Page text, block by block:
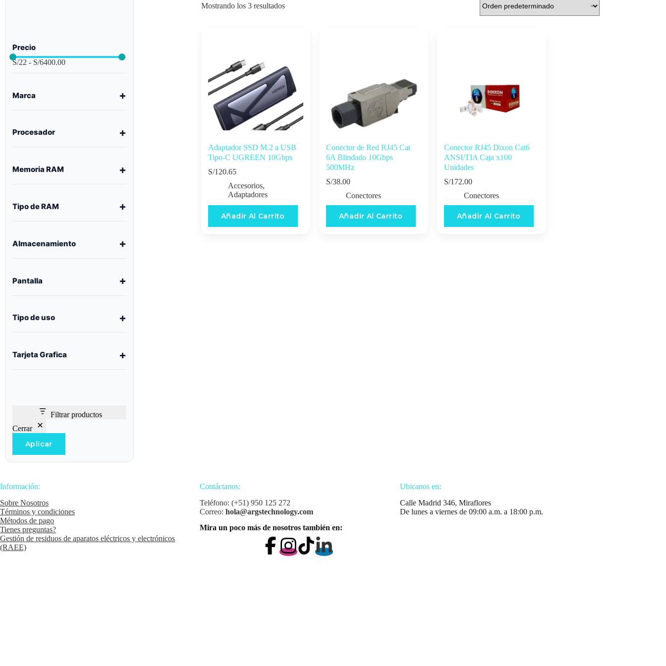
Mostrando los 3 resultados
Adaptador SSD M.2 a USB
Tipo-C UGREEN 10Gbps
S/120.65
Accesorios,
Adaptadores
Añadir Al Carrito
Conector de Red RJ45 Cat
6A Blindado 10Gbps
500MHz
S/38.00
Conectores
Añadir Al Carrito
Conector RJ45 Dixon Cat6
ANSI/TIA Caja x100
Unidades
S/172.00
Conectores
Añadir Al Carrito
Precio
S/22 - S/6400.00
Marca
Procesador
Memoria RAM
Tipo de RAM
Almacenamiento
Pantalla
Tipo de uso
Tarjeta Grafica
Filtrar productos
Cerrar
Aplicar
Información:
Sobre Nosotros
Términos y condiciones
Métodos de pago
Tienes preguntas?
Gestión de residuos de aparatos eléctricos y electrónicos
(RAEE)
Contáctanos:
Teléfono: (+51) 950 125 272
Correo:hola@argstechnology.com
Mira un poco más de nosotros también en:
Ubicanos en:
Calle Madrid 346, Miraflores
De lunes a viernes de 09:00 a.m. a 18:00 p.m.